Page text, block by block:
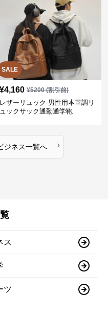
SALE
¥4,160 ¥5200(割引前)
レザーリュック 男性用本革調リ
ュックサック通勤通学鞄
ジネス一覧へ ›
ス
ツ